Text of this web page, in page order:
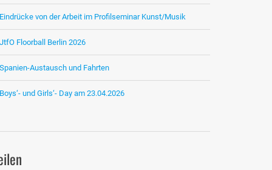
Eindrücke von der Arbeit im Profilseminar Kunst/Musik
JtfO Floorball Berlin 2026
Spanien-Austausch und Fahrten
Boys‘- und Girls‘- Day am 23.04.2026